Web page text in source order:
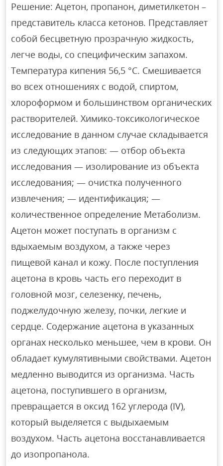
Решение: Ацетон, пропанон, диметилкетон –
представитель класса кетонов. Представляет
собой бесцветную прозрачную жидкость,
легче воды, со специфическим запахом.
Температура кипения 56,5 °С. Смешивается
во всех отношениях с водой, спиртом,
хлороформом и большинством органических
растворителей. Химико-токсикологическое
исследование в данном случае складывается
из следующих этапов: — отбор объекта
исследования — изолирование из объекта
исследования; — очистка полученного
извлечения; — идентификация; —
количественное определение Метаболизм.
Ацетон может поступать в организм с
вдыхаемым воздухом, а также через
пищевой канал и кожу. После поступления
ацетона в кровь часть его переходит в
головной мозг, селезенку, печень,
поджелудочную железу, почки, легкие и
сердце. Содержание ацетона в указанных
органах несколько меньшее, чем в крови. Он
обладает кумулятивными свойствами. Ацетон
медленно выводится из организма. Часть
ацетона, поступившего в организм,
превращается в оксид 162 углерода (IV),
который выделяется с выдыхаемым
воздухом. Часть ацетона восстанавливается
до изопропанола.